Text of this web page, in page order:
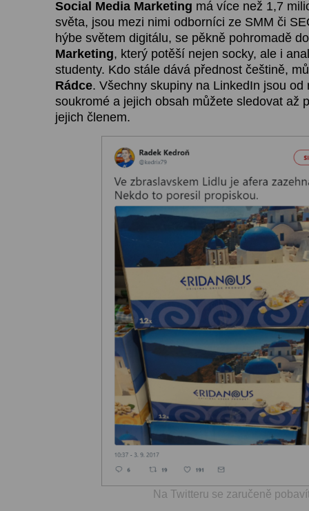
Social Media Marketing má více než 1,7
světa, jsou mezi nimi odborníci ze SMM či
hýbe světem digitálu, se pěkně pohromadě
Marketing, který potěší nejen socky, ale i
studenty. Kdo stále dává přednost češtině,
Rádce. Všechny skupiny na LinkedIn jsou od
soukromé a jejich obsah můžete sledovat až
jejich členem.
Na Twitteru se zaručeně